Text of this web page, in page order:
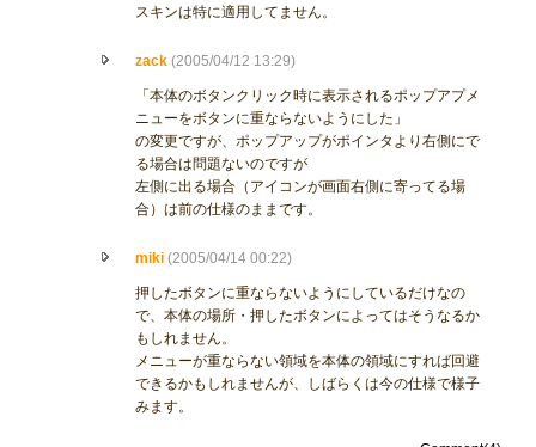
スキンは特に適用してません。
zack (2005/04/12 13:29)
「本体のボタンクリック時に表示されるポップアプメ
ニューをボタンに重ならないようにした」
の変更ですが、ポップアップがポインタより右側にで
る場合は問題ないのですが
左側に出る場合（アイコンが画面右側に寄ってる場
合）は前の仕様のままです。
miki (2005/04/14 00:22)
押したボタンに重ならないようにしているだけなの
で、本体の場所・押したボタンによってはそうなるか
もしれません。
メニューが重ならない領域を本体の領域にすれば回避
できるかもしれませんが、しばらくは今の仕様で様子
みます。